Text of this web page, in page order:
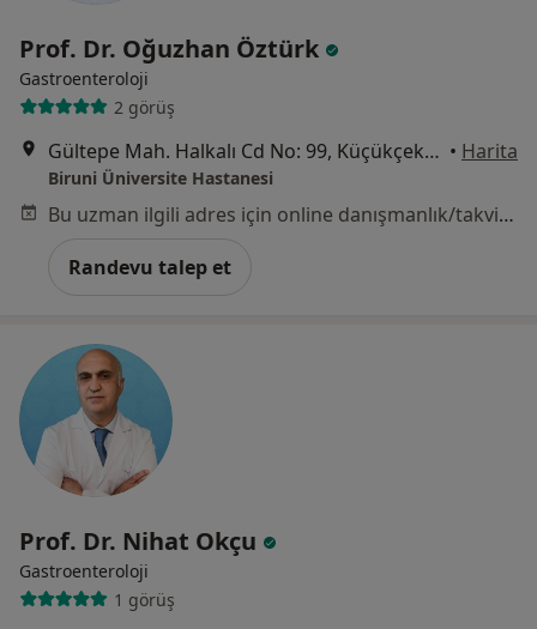
Prof. Dr. Oğuzhan Öztürk
Gastroenteroloji
2 görüş
Gültepe Mah. Halkalı Cd No: 99, Küçükçekmece • Harita
Biruni Üniversite Hastanesi
Bu uzman ilgili adres için online danışmanlık/takvim sunmuyor.
Randevu talep et
Prof. Dr. Nihat Okçu
Gastroenteroloji
1 görüş